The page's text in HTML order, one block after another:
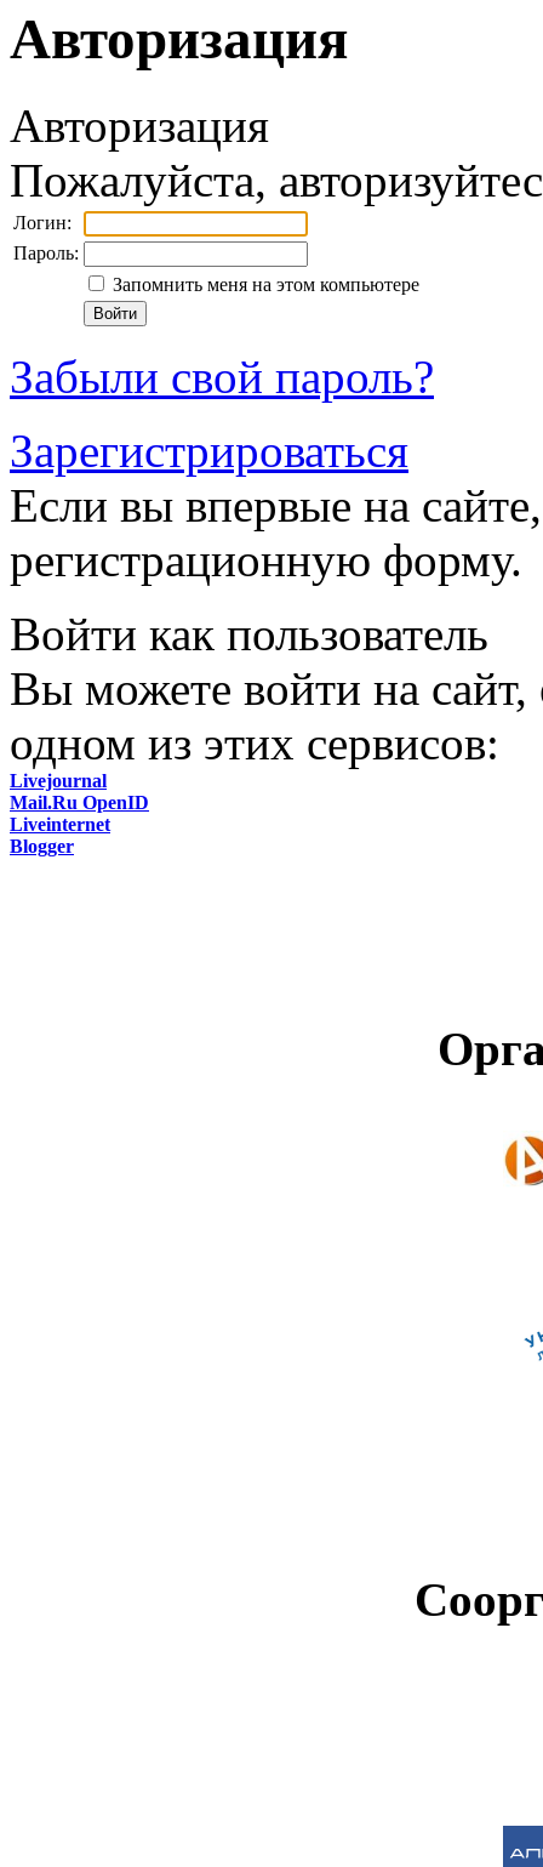
Авторизация
Авторизация
Пожалуйста,
Логин:
Пароль:
Запомнить меня на этом компьютере
Забыли свой пароль?
Зарегистрироваться
Если вы впервые на
регистрационную форму.
Войти как пользователь
Вы можете войти на сайт,
одном из этих сервисов:
Livejournal
Mail.Ru OpenID
Liveinternet
Blogger